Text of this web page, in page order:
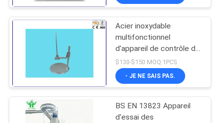
Chambre de Test
environnemental
Acier inoxydable
multifonctionnel
d'appareil de contrôle de
résistance à l'impact du
diamètre 80Mm
$130-$150 MOQ:1PCS
- JE NE SAIS PAS.
BS EN 13823 Appareil
d'essai des